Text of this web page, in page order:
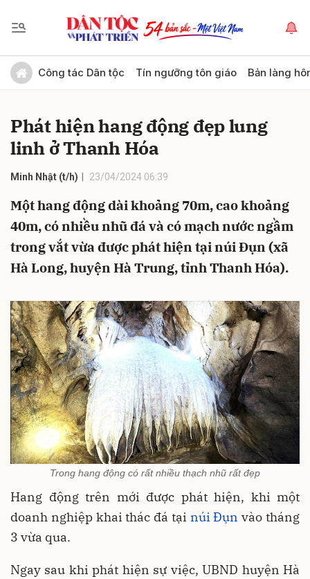
Công tác Dân tộc Tín ngưỡng tôn giáo Bản làng
Phát hiện hang động đẹp lung
linh ở Thanh Hóa
Minh Nhật (t/h) 23/04/2024 06:39
Một hang động dài khoảng 70m, cao khoảng
40m, có nhiều nhũ đá và có mạch nước ngầm
trong vắt vừa được phát hiện tại núi Đụn (xã
Hà Long, huyện Hà Trung, tỉnh Thanh Hóa).
Trong hang động có rất nhiều thạch nhũ rất đẹp
Hang động trên mới được phát hiện, khi một
doanh nghiệp khai thác đá tại núi Đụn vào tháng
3 vừa qua.
Ngay sau khi phát hiện sự việc, UBND huyện Hà
Gửi bình luận
Hủy Gửi